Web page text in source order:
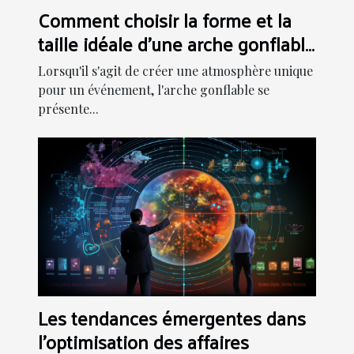
Comment choisir la forme et la
taille idéale d'une arche gonflable
pour votre événement
Lorsqu'il s'agit de créer une atmosphère unique
pour un événement, l'arche gonflable se
présente...
Les tendances émergentes dans
l'optimisation des affaires